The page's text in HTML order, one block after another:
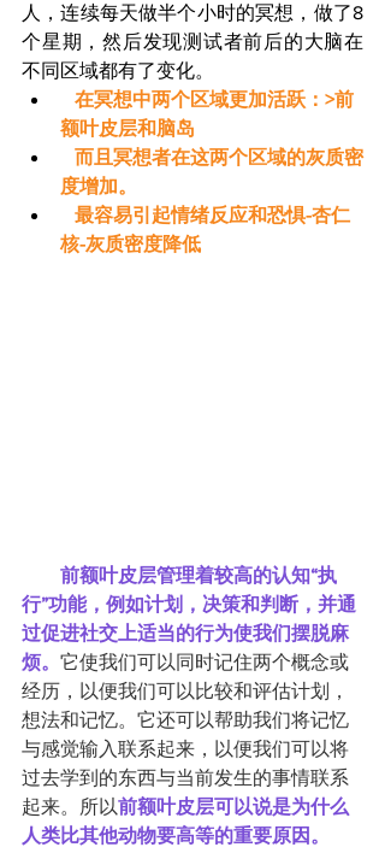
人，连续每天做半个小时的冥想，做了8
个星期，然后发现测试者前后的大脑在
不同区域都有了变化。
额叶皮层和脑岛
度增加。
核-灰质密度降低
行”功能，例如计划，决策和判断，并通
过促进社交上适当的行为使我们摆脱麻
烦。 它使我们可以同时记住两个概念或
经历，以便我们可以比较和评估计划，
想法和记忆。它还可以帮助我们将记忆
与感觉输入联系起来，以便我们可以将
过去学到的东西与当前发生的事情联系
起来。所以前额叶皮层可以说是为什么
人类比其他动物要高等的重要原因。